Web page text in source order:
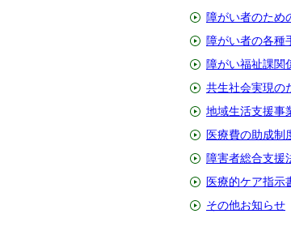
障がい者のため
障がい者の各種
障がい福祉課関
共生社会実現の
地域生活支援事
医療費の助成制
障害者総合支援
医療的ケア指示
その他お知らせ